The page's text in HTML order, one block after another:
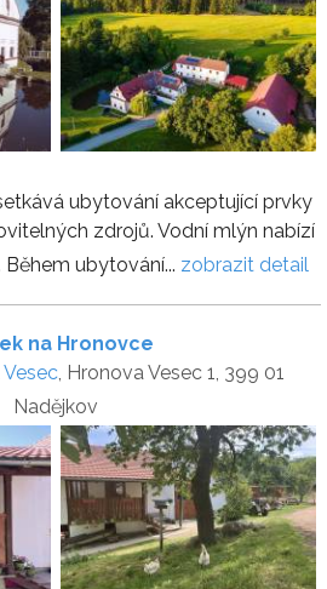
ubytování akceptující prvky
zdrojů. Vodní mlýn nabízí
ubytování... zobrazit detail
na Hronovce
, Hronova Vesec 1, 399 01
Nadějkov